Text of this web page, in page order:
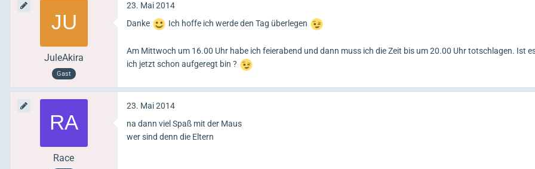
JuleAkira
Gast
23. Mai 2014
Danke
Ich hoffe ich werde den Tag überlegen
Am Mittwoch um 16.00 Uhr habe ich feierabend und dann muss ich die Zeit bis um 20.00 Uhr totschlagen. Ist
ich jetzt schon aufgeregt bin ?
Race
23. Mai 2014
na dann viel Spaß mit der Maus
wer sind denn die Eltern